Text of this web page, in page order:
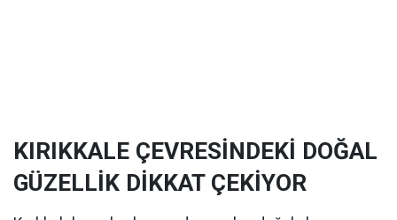
KIRIKKALE ÇEVRESİNDEKİ DOĞAL
GÜZELLİK DİKKAT ÇEKİYOR